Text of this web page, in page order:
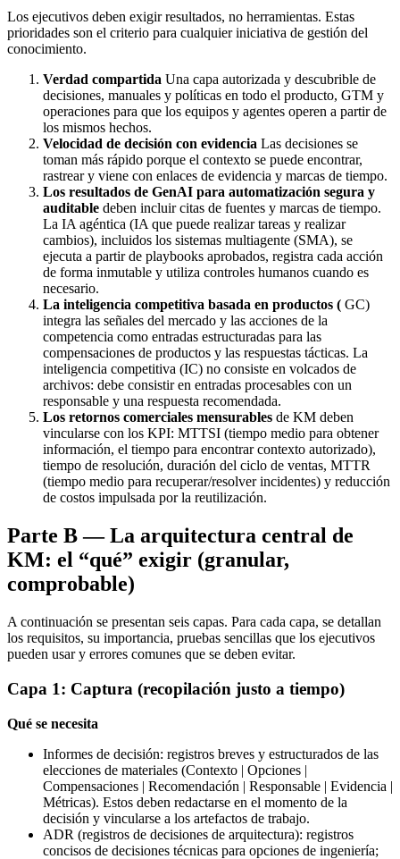
Los ejecutivos deben exigir resultados, no herramientas. Estas
prioridades son el criterio para cualquier iniciativa de gestión del
conocimiento.
Verdad compartida Una capa autorizada y descubrible de
decisiones, manuales y políticas en todo el producto, GTM y
operaciones para que los equipos y agentes operen a partir de
los mismos hechos.
Velocidad de decisión con evidencia Las decisiones se
toman más rápido porque el contexto se puede encontrar,
rastrear y viene con enlaces de evidencia y marcas de tiempo.
Los resultados de GenAI para automatización segura y
auditable deben incluir citas de fuentes y marcas de tiempo.
La IA agéntica (IA que puede realizar tareas y realizar
cambios), incluidos los sistemas multiagente (SMA), se
ejecuta a partir de playbooks aprobados, registra cada acción
de forma inmutable y utiliza controles humanos cuando es
necesario.
La inteligencia competitiva basada en productos ( GC)
integra las señales del mercado y las acciones de la
competencia como entradas estructuradas para las
compensaciones de productos y las respuestas tácticas. La
inteligencia competitiva (IC) no consiste en volcados de
archivos: debe consistir en entradas procesables con un
responsable y una respuesta recomendada.
Los retornos comerciales mensurables de KM deben
vincularse con los KPI: MTTSI (tiempo medio para obtener
información, el tiempo para encontrar contexto autorizado),
tiempo de resolución, duración del ciclo de ventas, MTTR
(tiempo medio para recuperar/resolver incidentes) y reducción
de costos impulsada por la reutilización.
Parte B — La arquitectura central de
KM: el “qué” exigir (granular,
comprobable)
A continuación se presentan seis capas. Para cada capa, se detallan
los requisitos, su importancia, pruebas sencillas que los ejecutivos
pueden usar y errores comunes que se deben evitar.
Capa 1: Captura (recopilación justo a tiempo)
Qué se necesita
Informes de decisión: registros breves y estructurados de las
elecciones de materiales (Contexto | Opciones |
Compensaciones | Recomendación | Responsable | Evidencia |
Métricas). Estos deben redactarse en el momento de la
decisión y vincularse a los artefactos de trabajo.
ADR (registros de decisiones de arquitectura): registros
concisos de decisiones técnicas para opciones de ingeniería;